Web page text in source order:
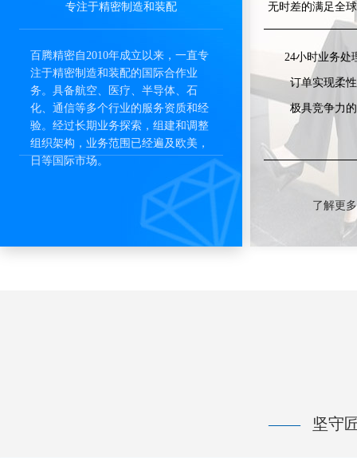
专注于精密制造和装配
百腾精密自2010年成立以来，一直专
注于精密制造和装配的国际合作业
务。具备航空、医疗、半导体、石
化、通信等多个行业的服务资质和经
验。经过长期业务探索，组建和调整
组织架构，业务范围已经遍及欧美，
日等国际市场。
无时差的满足全
24小时业务处
订单实现柔
极具竞争力
了解更多
—— 坚守